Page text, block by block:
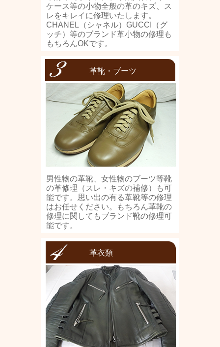
ケース等の小物全般の革のキズ、ス
レをキレイに修理いたします。
CHANEL（シャネル）GUCCI（グ
ッチ）等のブランド革小物の修理も
もちろんOKです。
革靴・ブーツ
男性物の革靴、女性物のブーツ等靴
の革修理（スレ・キズの補修）も可
能です。思い出の有る革靴等の修理
はお任せください。もちろん革靴の
修理に関してもブランド靴の修理可
能です。
革衣類